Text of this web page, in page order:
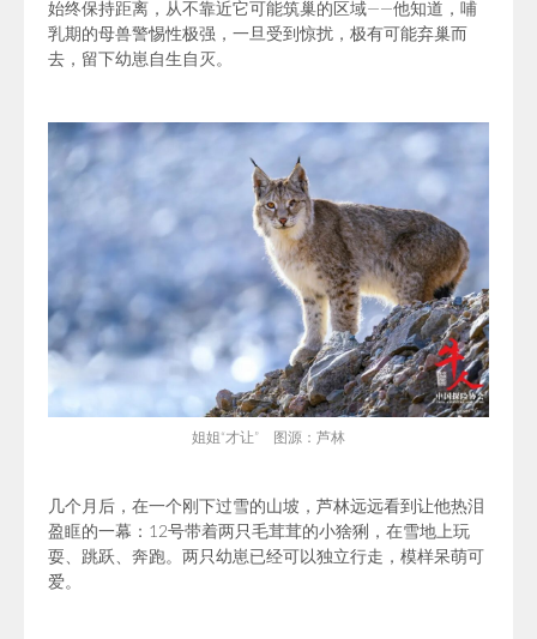
始终保持距离，从不靠近它可能筑巢的区域——他知道，哺
乳期的母兽警惕性极强，一旦受到惊扰，极有可能弃巢而
去，留下幼崽自生自灭。
姐姐“才让” 图源：芦林
几个月后，在一个刚下过雪的山坡，芦林远远看到让他热泪
盈眶的一幕：12号带着两只毛茸茸的小猞猁，在雪地上玩
耍、跳跃、奔跑。两只幼崽已经可以独立行走，模样呆萌可
爱。